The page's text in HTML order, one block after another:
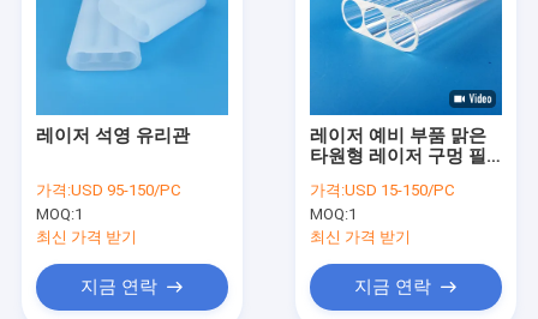
레이저 석영 유리관
가격:USD 95-150/PC
MOQ:1
최신 가격 받기
지금 연락
레이저 예비 부품 맑은
타원형 레이저 구멍 필
튜브
가격:USD 15-150/PC
MOQ:1
최신 가격 받기
지금 연락